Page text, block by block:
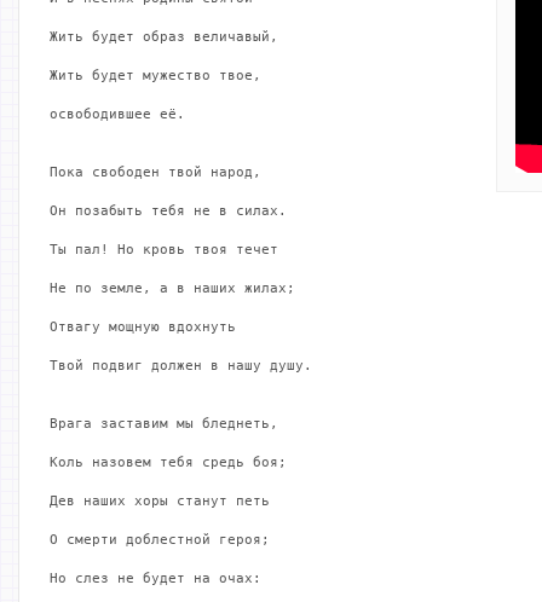
Жить будет образ величавый,
Жить будет мужество твое,
освободившее её.
Пока свободен твой народ,
Он позабыть тебя не в силах.
Ты пал! Но кровь твоя течет
Не по земле, а в наших жилах;
Отвагу мощную вдохнуть
Твой подвиг должен в нашу душу.
Врага заставим мы бледнеть,
Коль назовем тебя средь боя;
Дев наших хоры станут петь
О смерти доблестной героя;
Но слез не будет на очах: